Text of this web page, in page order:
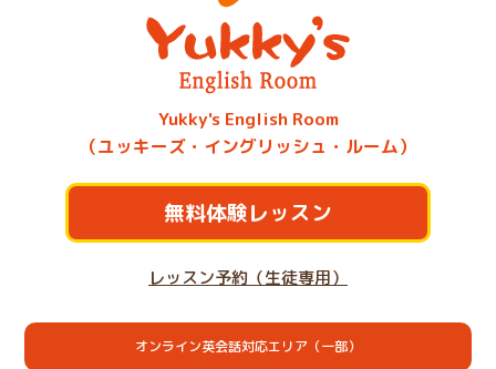
Yukky's English Room
（ユッキーズ・イングリッシュ・ルーム）
無料体験レッスン
レッスン予約（生徒専用）
オンライン英会話対応エリア（一部）